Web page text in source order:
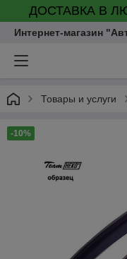
ДОСТАВКА В
Интернет-магазин
Товары и услуги
-10%